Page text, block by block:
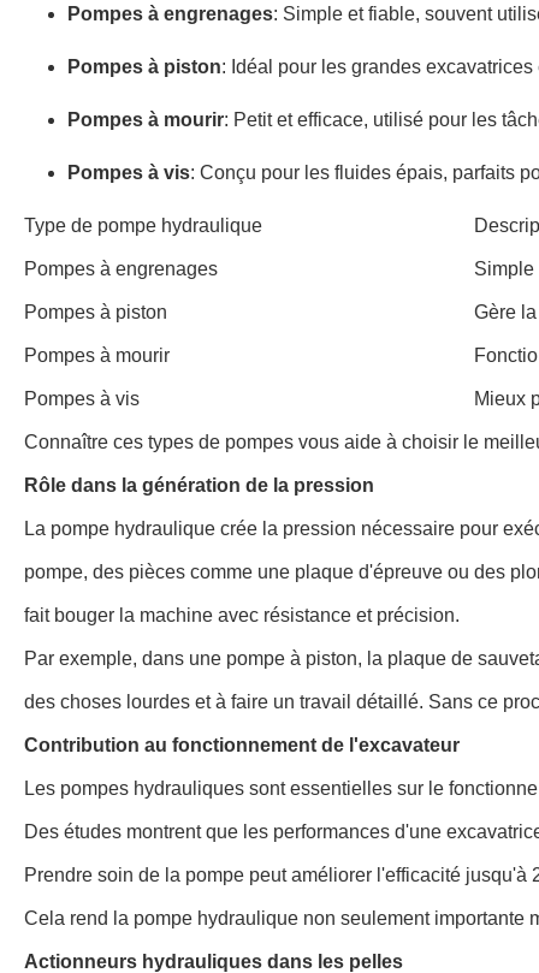
Pompes à engrenages: Simple et fiable, souvent
Pompes à piston: Idéal pour les grandes
Pompes à mourir: Petit et efficace, utilisé pour les
Pompes à vis: Conçu pour les fluides épais, parfaits
Type de pompe hydraulique
Pompes à engrenages Simple
Pompes à piston Gère
Pompes à mourir
Pompes à vis Mieux
Connaître ces types de pompes vous aide à choisir le
Rôle dans la génération de la pression
La pompe hydraulique crée la pression nécessaire pour
pompe, des pièces comme une plaque d'épreuve ou des
fait bouger la machine avec résistance et précision.
Par exemple, dans une pompe à piston, la plaque de
des choses lourdes et à faire un travail détaillé. Sans ce
Contribution au fonctionnement de l'excavateur
Les pompes hydrauliques sont essentielles sur le
Des études montrent que les performances d'une
Prendre soin de la pompe peut améliorer l'efficacité
Cela rend la pompe hydraulique non seulement importante
Actionneurs hydrauliques dans les pelles